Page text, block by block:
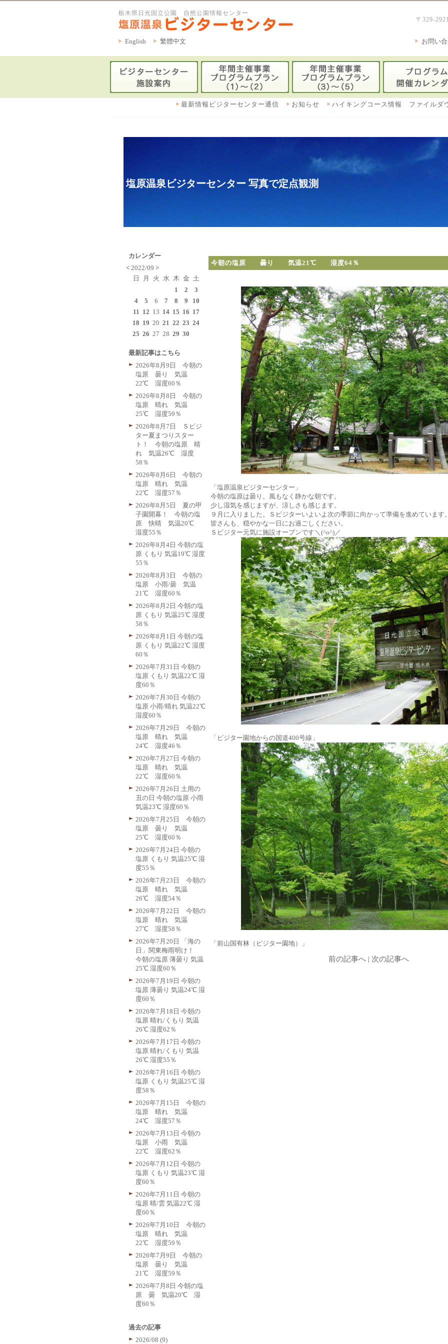
栃木県日光国立公園 自然公園情報センター
〒329-
English 繁體中文 お問い
ハイキングコース情報 ファイルダ
お知らせ
最新情報ビジターセンター通信
塩原温泉ビジターセンター 写真で定点観測
今朝の塩原 曇り 気温21℃ 湿度64％
「塩原温泉ビジターセンター」
今朝の塩原は曇り。風もなく静かな朝です。
少し湿気を感じますが、涼しさも感じます。
９月に入りました。Ｓビジターいよいよ次の季節に向かって準備を進めています
皆さんも、穏やかな一日にお過ごしください。
Ｓビジター元気に施設オープンです＼(^o^)／
「ビジター園地からの国道400号線」
「前山国有林（ビジター園地）」
前の記事へ| 次の記事へ
カレンダー
< 2022/09 >
日
月 火 水 木 金 土
1
2
3
4
5 6 7 8 9
10
11 12 13 14 15 16 17
18 19 20 21 22 23 24
25 26 27 28 29 30
最新記事はこちら
2026年8月9日 今朝の
塩原 曇り 気温
22℃ 湿度60％
2026年8月8日 今朝の
塩原 晴れ 気温
25℃ 湿度59％
2026年8月7日 Ｓビジ
ター夏まつりスター
ト！ 今朝の塩原 晴
れ 気温26℃ 湿度
58％
2026年8月6日 今朝の
塩原 晴れ 気温
22℃ 湿度57％
2026年8月5日 夏の甲
子園開幕！ 今朝の塩
原 快晴 気温20℃
湿度55％
2026年8月4日 今朝の塩
原 くもり 気温19℃ 湿度
55％
2026年8月3日 今朝の
塩原 小雨/曇 気温
21℃ 湿度60％
2026年8月2日 今朝の塩
原 くもり 気温25℃ 湿度
58％
2026年8月1日 今朝の塩
原 くもり 気温22℃ 湿度
60％
2026年7月31日 今朝の
塩原 くもり 気温22℃ 湿
度60％
2026年7月30日 今朝の
塩原 小雨/晴れ 気温22℃
湿度60％
2026年7月29日 今朝の
塩原 晴れ 気温
24℃ 湿度46％
2026年7月27日 今朝の
塩原 晴れ 気温
22℃ 湿度60％
2026年7月26日 土用の
丑の日 今朝の塩原 小雨
気温23℃ 湿度60％
2026年7月25日 今朝の
塩原 曇り 気温
25℃ 湿度60％
2026年7月24日 今朝の
塩原 くもり 気温25℃ 湿
度55％
2026年7月23日 今朝の
塩原 晴れ 気温
26℃ 湿度54％
2026年7月22日 今朝の
塩原 晴れ 気温
27℃ 湿度58％
2026年7月20日 「海の
日」関東梅雨明け！
今朝の塩原 薄曇り 気温
25℃ 湿度60％
2026年7月19日 今朝の
塩原 薄曇り 気温24℃ 湿
度60％
2026年7月18日 今朝の
塩原 晴れ/くもり 気温
26℃ 湿度62％
2026年7月17日 今朝の
塩原 晴れ/くもり 気温
26℃ 湿度55％
2026年7月16日 今朝の
塩原 くもり 気温25℃ 湿
度58％
2026年7月15日 今朝の
塩原 晴れ 気温
24℃ 湿度57％
2026年7月13日 今朝の
塩原 小雨 気温
22℃ 湿度62％
2026年7月12日 今朝の
塩原 くもり 気温23℃ 湿
度60％
2026年7月11日 今朝の
塩原 晴/雲 気温22℃ 湿
度60％
2026年7月10日 今朝の
塩原 晴れ 気温
22℃ 湿度59％
2026年7月9日 今朝の
塩原 曇り 気温
21℃ 湿度59％
2026年7月8日 今朝の塩
原 曇 気温20℃ 湿
度60％
過去の記事
2026/08 (9)